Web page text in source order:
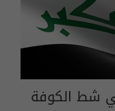
شط الكوفة